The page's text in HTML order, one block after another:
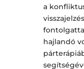
a
hajlandó